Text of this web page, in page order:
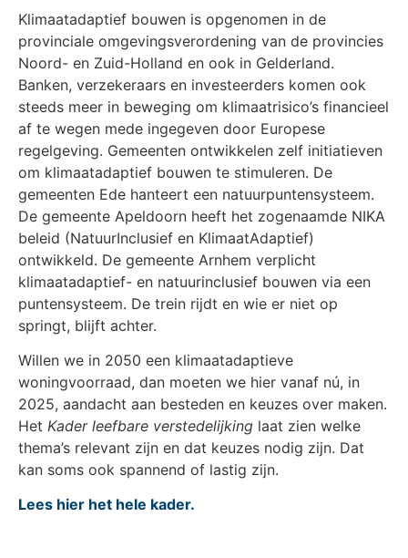
Klimaatadaptief bouwen is opgenomen in de
provinciale omgevingsverordening van de provincies
Noord- en Zuid-Holland en ook in Gelderland.
Banken, verzekeraars en investeerders komen ook
steeds meer in beweging om klimaatrisico’s financieel
af te wegen mede ingegeven door Europese
regelgeving. Gemeenten ontwikkelen zelf initiatieven
om klimaatadaptief bouwen te stimuleren. De
gemeenten Ede hanteert een natuurpuntensysteem.
De gemeente Apeldoorn heeft het zogenaamde NIKA
beleid (NatuurInclusief en KlimaatAdaptief)
ontwikkeld. De gemeente Arnhem verplicht
klimaatadaptief- en natuurinclusief bouwen via een
puntensysteem. De trein rijdt en wie er niet op
springt, blijft achter.
Willen we in 2050 een klimaatadaptieve
woningvoorraad, dan moeten we hier vanaf nú, in
2025, aandacht aan besteden en keuzes over maken.
Het Kader leefbare verstedelijking laat zien welke
thema’s relevant zijn en dat keuzes nodig zijn. Dat
kan soms ook spannend of lastig zijn.
Lees hier het hele kader.